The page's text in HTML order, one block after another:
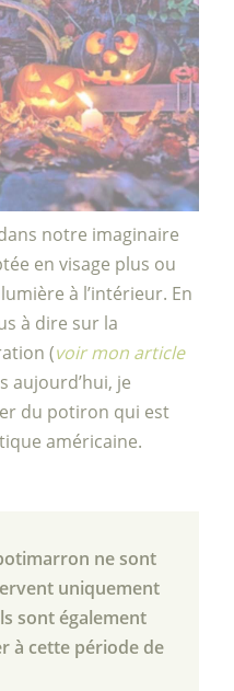
dans notre imaginaire
en visage plus ou
à l’intérieur. En
à dire sur la
(voir mon article
aujourd’hui, je
du potiron qui est
américaine.
ne sont
uniquement
sont également
à cette période de